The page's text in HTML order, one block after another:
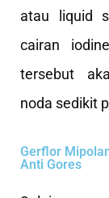
atau liquid
cairan
tersebut
noda sedikit
Gerflor
Anti Gores